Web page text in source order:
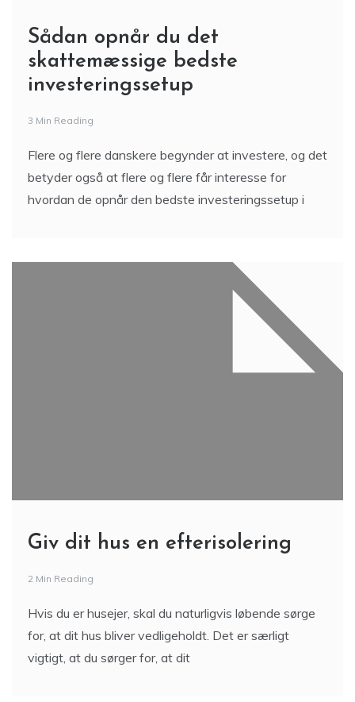
Sådan opnår du det
skattemæssige bedste
investeringssetup
3 Min Reading
Flere og flere danskere begynder at investere, og det
betyder også at flere og flere får interesse for
hvordan de opnår den bedste investeringssetup i
Giv dit hus en efterisolering
2 Min Reading
Hvis du er husejer, skal du naturligvis løbende sørge
for, at dit hus bliver vedligeholdt. Det er særligt
vigtigt, at du sørger for, at dit